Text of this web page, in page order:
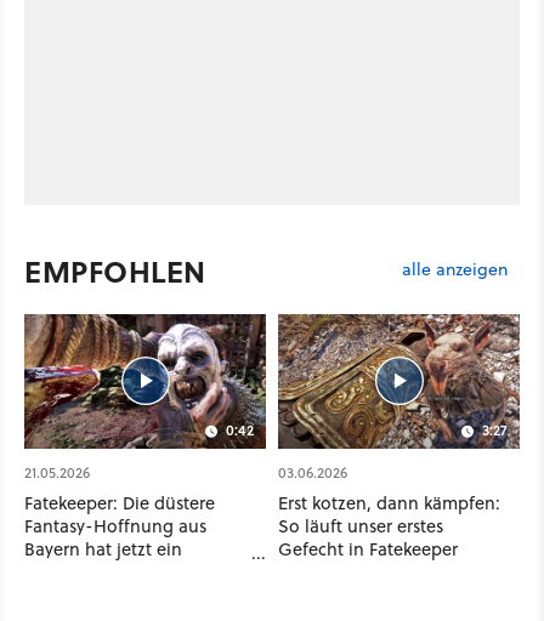
EMPFOHLEN alle anzeigen
0:42
21.05.2026
Fatekeeper: Die düstere
Fantasy-Hoffnung aus
Bayern hat jetzt ein
3:27
03.06.2026
Erst kotzen, dann kämpfen:
So läuft unser erstes
Gefecht in Fatekeeper